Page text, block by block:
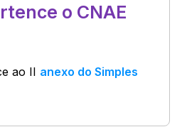
o CNAE
ao II anexo do Simples